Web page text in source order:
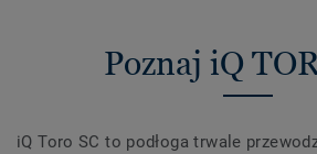
Poznaj iQ
iQ Toro SC to podłoga trwale